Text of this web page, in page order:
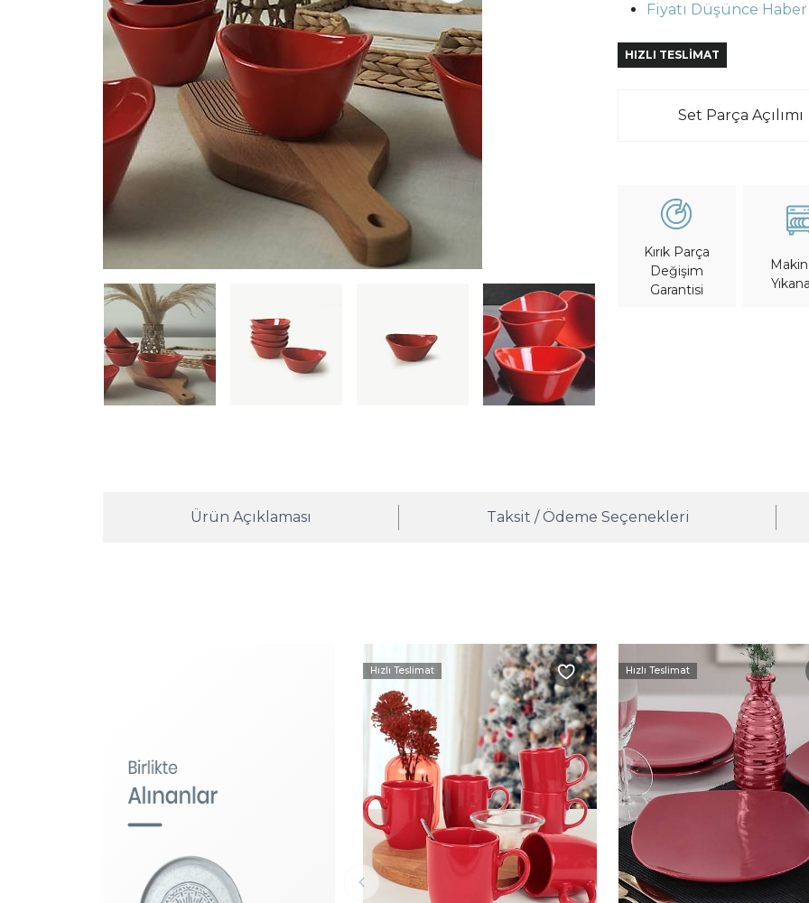
Fiyatı Düşünce Haber
HIZLI TESLİMAT
Set Parça Açılımı
Kırık Parça
Değişim
Garantisi
Ürün Açıklaması Taksit / Ödeme Seçenekleri
Hızlı Teslimat Hızlı Teslimat